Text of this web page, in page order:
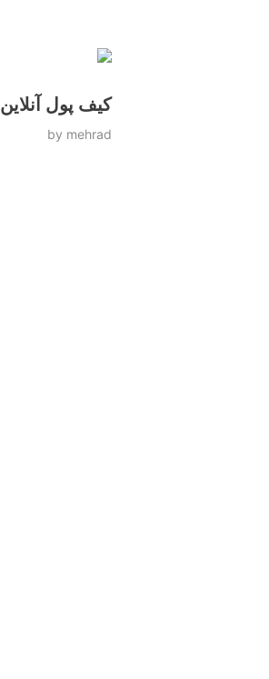
کیف پول آنلاین
by mehrad